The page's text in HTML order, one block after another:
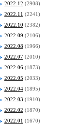
2022.12 (2908)
2022.11 (2241)
2022.10 (2382)
2022.09 (2106)
2022.08 (1966)
2022.07 (2010)
2022.06 (1873)
2022.05 (2033)
2022.04 (1895)
2022.03 (1910)
2022.02 (1870)
2022.01 (1670)